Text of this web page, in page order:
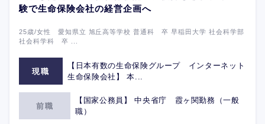
験で生命保険会社の経営企画へ
25歳/女性 愛知県立 旭丘高等学校 普通科 卒 早稲田大学 社会科学部
社会科学科 卒 ...
現職
【日本有数の生命保険グループ インターネット
生命保険会社】 本...
前職
【国家公務員】 中央省庁 霞ヶ関勤務（一般
職）